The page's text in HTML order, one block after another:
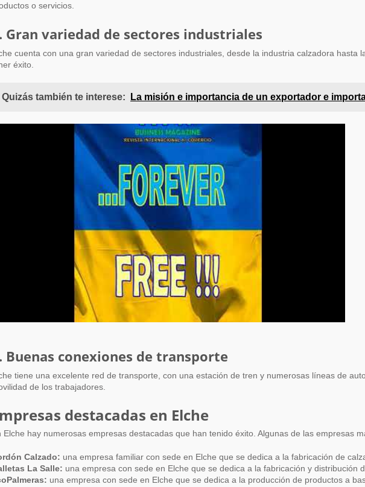
o servicios.
Gran variedad de sectores industriales
cuenta con una gran variedad de sectores industriales, desde la industria calzadora
éxito.
Quizás también te interese: La misión e importancia de un exportador e
Buenas conexiones de transporte
tiene una excelente red de transporte, con una estación de tren y numerosas líneas de
de los trabajadores.
destacadas en Elche
Elche hay numerosas empresas destacadas que han tenido éxito. Algunas de las empresas
Calzado: una empresa familiar con sede en Elche que se dedica a la fabricación de
La Salle: una empresa con sede en Elche que se dedica a la fabricación y distribución
una empresa con sede en Elche que se dedica a la producción de productos a